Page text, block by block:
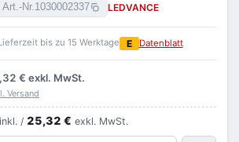
Art.-Nr.1030002337 LEDVANCE
bis zu 15 Werktage E Datenblatt
€ exkl. MwSt.
Versand
inkl. / 25,32 € exkl. MwSt.